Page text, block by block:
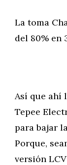
La toma
del 80% en
Así que ahí
Tepee
para bajar
Porque,
versión